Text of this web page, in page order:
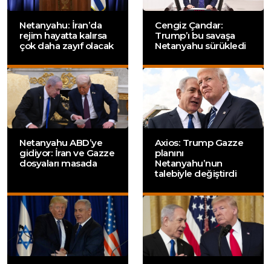
Netanyahu: İran’da
rejim hayatta kalırsa
çok daha zayıf olacak
Cengiz Çandar:
Trump’ı bu savaşa
Netanyahu sürükledi
Netanyahu ABD’ye
gidiyor: İran ve Gazze
dosyaları masada
Axios: Trump Gazze
planını
Netanyahu’nun
talebiyle değiştirdi